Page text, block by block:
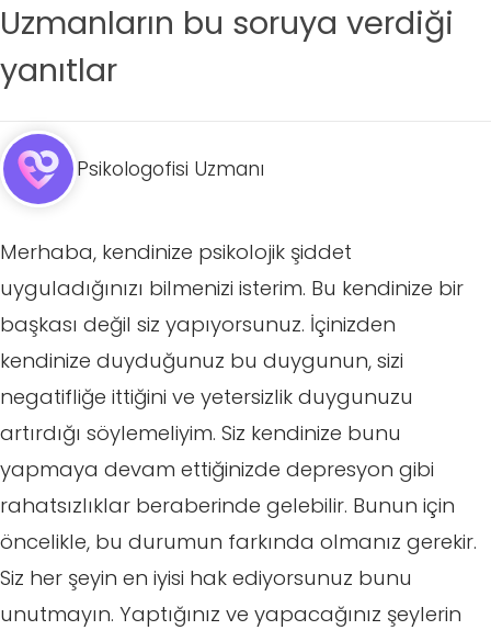
Uzmanların bu soruya verdiği
yanıtlar
Psikologofisi Uzmanı
Merhaba, kendinize psikolojik şiddet
uyguladığınızı bilmenizi isterim. Bu kendinize bir
başkası değil siz yapıyorsunuz. İçinizden
kendinize duyduğunuz bu duygunun, sizi
negatifliğe ittiğini ve yetersizlik duygunuzu
artırdığı söylemeliyim. Siz kendinize bunu
yapmaya devam ettiğinizde depresyon gibi
rahatsızlıklar beraberinde gelebilir. Bunun için
öncelikle, bu durumun farkında olmanız gerekir.
Siz her şeyin en iyisi hak ediyorsunuz bunu
unutmayın. Yaptığınız ve yapacağınız şeylerin